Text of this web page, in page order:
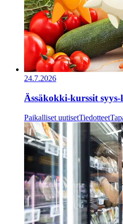
24.7.2026
Ässäkokki-kurssit
Paikalliset uutisetTiedotteet